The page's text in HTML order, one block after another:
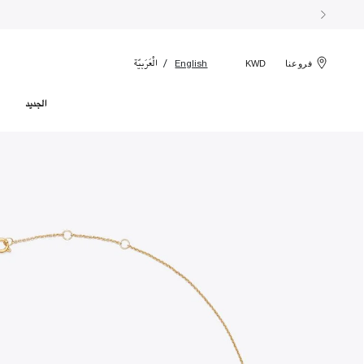
فروعنا KWD
English الْعَرَبيّة
الجديد